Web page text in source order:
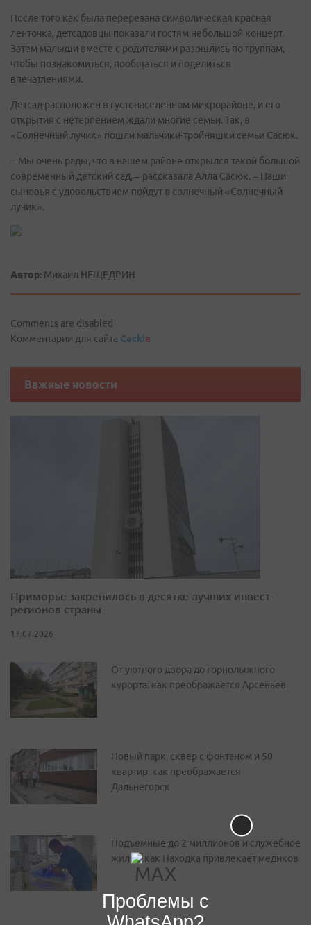
После того как была перерезана символическая красная
ленточка, детсадовцы показали гостям небольшой концерт.
Затем малыши вместе с родителями разошлись по группам,
чтобы познакомиться, пообщаться и поделиться
впечатлениями.
Детсад расположен в густонаселенном микрорайоне, и его
открытия с нетерпением ждали многие семьи. Так, в
«Солнечный лучик» пошли мальчики-тройняшки семьи Сасюк.
– Мы очень рады, что в нашем районе открылся такой большой
современный детский сад, – рассказала Алла Сасюк. – Наши
сыновья с удовольствием пойдут в солнечный «Солнечный
лучик».
Автор: Михаил НЕЩЕДРИН
Comments are disabled
Комментарии для сайта Cackle
Важные новости
Приморье закрепилось в десятке лучших инвест-
регионов страны
17.07.2026
От уютного двора до горнолыжного
курорта: как преображается Арсеньев
Новый парк, сквер с фонтаном и 50
квартир: как преображается
Дальнегорск
Подъемные до 2 миллионов и служебное
жилье: как Находка привлекает медиков
Проблемы с